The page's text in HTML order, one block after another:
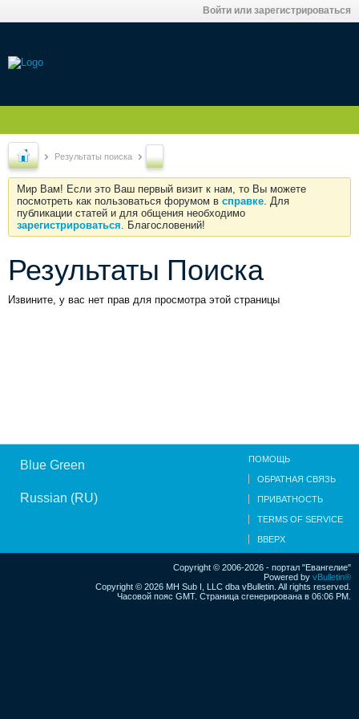
Войти или зарегистрироваться
Результаты поиска
Мир Вам! Если это Ваш первый визит к нам, то Вы можете
посмотреть как пользоваться форумом в справке. Для
публикации статей и для общения необходимо
зарегистрироваться. Благословений!
Результаты Поиска
Извините, у вас нет прав для просмотра этой страницы
Blue Green
Russian (RU)
ПОМОЩЬ
ОБРАТНАЯ СВЯЗЬ
ПРИВАТНОСТЬ
TERMS OF SERVICE
ВВЕРХ
Copyright © 2006-2026 - портал "Евангелие"
Powered by vBulletin®
Copyright © 2026 MH Sub I, LLC dba vBulletin. All rights reserved.
Часовой пояс GMT. Страница сгенерирована в 06:06 PM.